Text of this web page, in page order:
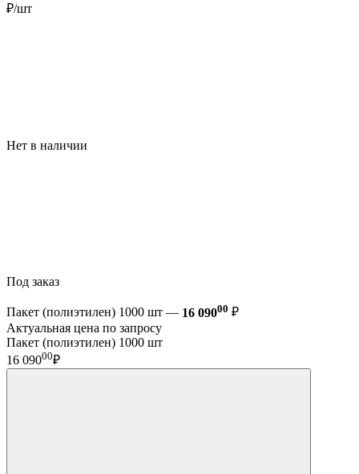
₽/шт
Нет в наличии
Под заказ
Пакет (полиэтилен) 1000 шт — 16 09000 ₽
Актуальная цена по запросу
Пакет (полиэтилен) 1000 шт
16 09000₽